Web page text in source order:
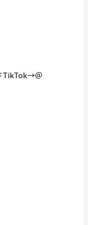
TikTok→＠